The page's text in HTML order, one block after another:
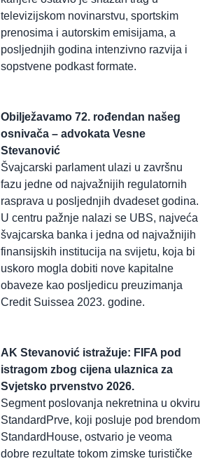
televizijskom novinarstvu, sportskim
prenosima i autorskim emisijama, a
posljednjih godina intenzivno razvija i
sopstvene podkast formate.
Obilježavamo 72. rođendan našeg
osnivača – advokata Vesne
Stevanović
Švajcarski parlament ulazi u završnu
fazu jedne od najvažnijih regulatornih
rasprava u posljednjih dvadeset godina.
U centru pažnje nalazi se UBS, najveća
švajcarska banka i jedna od najvažnijih
finansijskih institucija na svijetu, koja bi
uskoro mogla dobiti nove kapitalne
obaveze kao posljedicu preuzimanja
Credit Suissea 2023. godine.
AK Stevanović istražuje: FIFA pod
istragom zbog cijena ulaznica za
Svjetsko prvenstvo 2026.
Segment poslovanja nekretnina u okviru
StandardPrve, koji posluje pod brendom
StandardHouse, ostvario je veoma
dobre rezultate tokom zimske turističke